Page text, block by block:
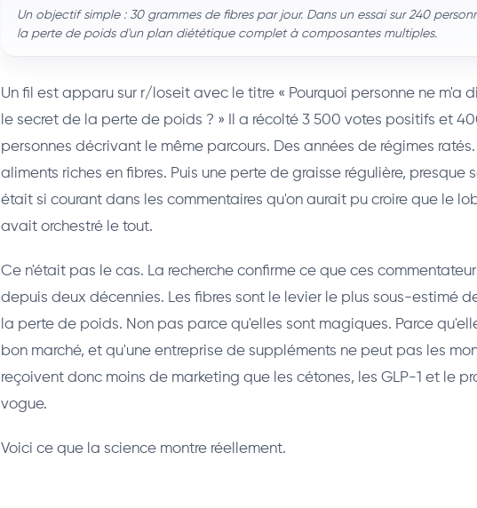
Un objectif simple : 30 grammes de fibres par jour. Dans un essai sur 240
la perte de poids d'un plan diététique complet à composantes multiples.
Un fil est apparu sur r/loseit avec le titre « Pourquoi personne ne m'a
le secret de la perte de poids ? » Il a récolté 3 500 votes positifs et
personnes décrivant le même parcours. Des années de régimes
aliments riches en fibres. Puis une perte de graisse régulière, presque
était si courant dans les commentaires qu'on aurait pu croire que le
avait orchestré le tout.
Ce n'était pas le cas. La recherche confirme ce que ces
depuis deux décennies. Les fibres sont le levier le plus sous-estimé
la perte de poids. Non pas parce qu'elles sont magiques. Parce
bon marché, et qu'une entreprise de suppléments ne peut pas les
reçoivent donc moins de marketing que les cétones, les GLP-1 et le
vogue.
Voici ce que la science montre réellement.